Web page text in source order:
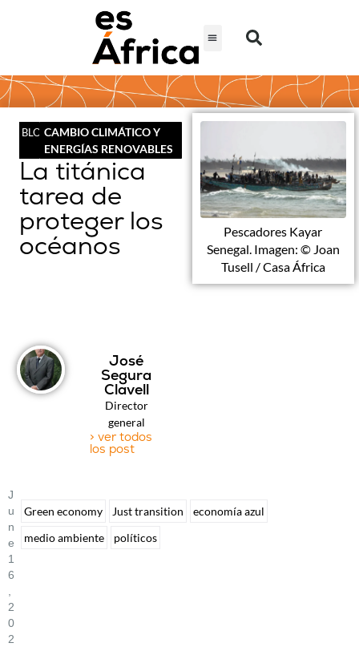
BLOGCAMBIO CLIMÁTICO Y
ENERGÍAS RENOVABLES
La titánica
tarea de
proteger los
océanos
Pescadores Kayar
Senegal. Imagen: © Joan
Tusell / Casa África
José
Segura
Clavell
Director
general
> ver todos
los post
J
U
N
E
1
6
2
0
2
Green economy Just transition
economía azul
medio ambiente
políticos